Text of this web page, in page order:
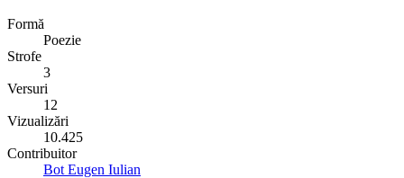
Formă
Poezie
Strofe
3
Versuri
12
Vizualizări
10.425
Contribuitor
Bot Eugen Iulian